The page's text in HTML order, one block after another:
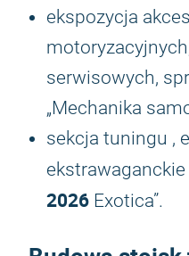
ekspozycja
serwisowych,
„Mechanika
sekcja tuningu ,
2026 Exotica”.